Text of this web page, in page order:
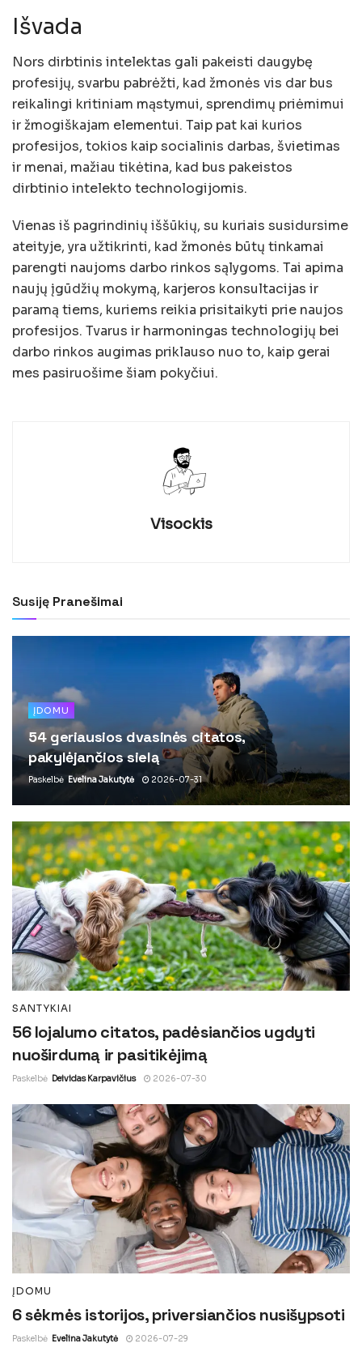
Išvada
Nors dirbtinis intelektas gali pakeisti daugybę
profesijų, svarbu pabrėžti, kad žmonės vis dar bus
reikalingi kritiniam mąstymui, sprendimų priėmimui
ir žmogiškajam elementui. Taip pat kai kurios
profesijos, tokios kaip socialinis darbas, švietimas
ir menai, mažiau tikėtina, kad bus pakeistos
dirbtinio intelekto technologijomis.
Vienas iš pagrindinių iššūkių, su kuriais susidursime
ateityje, yra užtikrinti, kad žmonės būtų tinkamai
parengti naujoms darbo rinkos sąlygoms. Tai apima
naujų įgūdžių mokymą, karjeros konsultacijas ir
paramą tiems, kuriems reikia prisitaikyti prie naujos
profesijos. Tvarus ir harmoningas technologijų bei
darbo rinkos augimas priklauso nuo to, kaip gerai
mes pasiruošime šiam pokyčiui.
Visockis
Susiję Pranešimai
ĮDOMU
54 geriausios dvasinės citatos,
pakylėjančios sielą
Paskelbė Evelina Jakutytė 2026-07-31
SANTYKIAI
56 lojalumo citatos, padėsiančios ugdyti
nuoširdumą ir pasitikėjimą
Paskelbė Deividas Karpavičius 2026-07-30
ĮDOMU
6 sėkmės istorijos, priversiančios nusišypsoti
Paskelbė Evelina Jakutytė 2026-07-29